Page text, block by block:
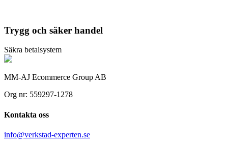
Trygg och säker handel
Säkra betalsystem
MM-AJ Ecommerce Group AB
Org nr: 559297-1278
Kontakta oss
info@verkstad-experten.se